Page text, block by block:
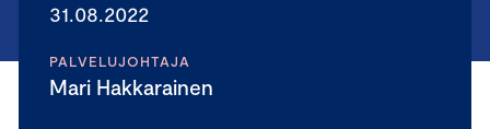
31.08.2022
PALVELUJOHTAJA
Mari Hakkarainen